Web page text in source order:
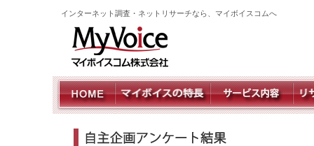
インターネット調査・ネットリサーチなら、マイボイスコムへ